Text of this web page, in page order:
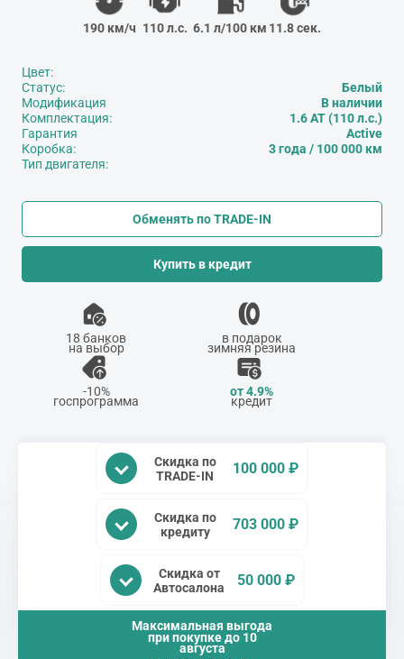
190 км/ч 110 л.с. 6.1 л/100 км 11.8 сек.
Цвет:
Статус:
Модификация
Комплектация:
Гарантия
Коробка:
Тип двигателя:
Белый
В наличии
1.6 AT (110 л.с.)
Active
3 года / 100 000 км
Обменять по TRADE-IN
Купить в кредит
18 банков
на выбор
в подарок
зимняя резина
-10%
госпрограмма
от 4.9%
кредит
Скидка по
TRADE-IN
100 000 ₽
Скидка по
кредиту
703 000 ₽
Скидка от
Автосалона
50 000 ₽
Максимальная выгода
при покупке до 10
августа